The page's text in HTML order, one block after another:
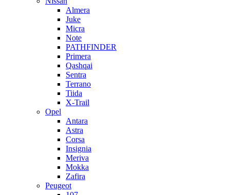
Almera
Juke
Micra
Note
PATHFINDER
Primera
Qashqai
Sentra
Terrano
Tiida
X-Trail
Opel
Antara
Astra
Corsa
Insignia
Meriva
Mokka
Zafira
Peugeot